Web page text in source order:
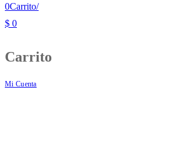
0Carrito/
$ 0
Carrito
Mi Cuenta